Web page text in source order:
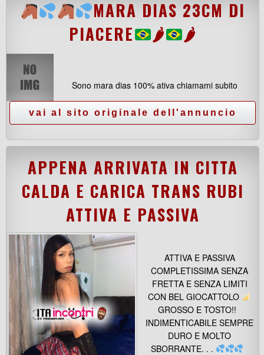
MARA DIAS 23CM DI
PIACERE
🌶 🌶
Sono mara dias 100% ativa chiamami subito
APPENA ARRIVATA IN CITTA
CALDA E CARICA TRANS RUBI
ATTIVA E PASSIVA
ATTIVA E PASSIVA
COMPLETISSIMA SENZA
FRETTA E SENZA LIMITI
CON BEL GIOCATTOLO
GROSSO E TOSTO!!
INDIMENTICABILE SEMPRE
DURO E MOLTO
SBORRANTE. . .